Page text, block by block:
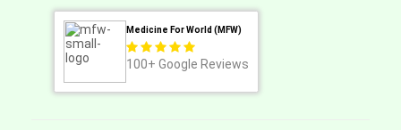
Medicine For World (MFW)
100+ Google Reviews